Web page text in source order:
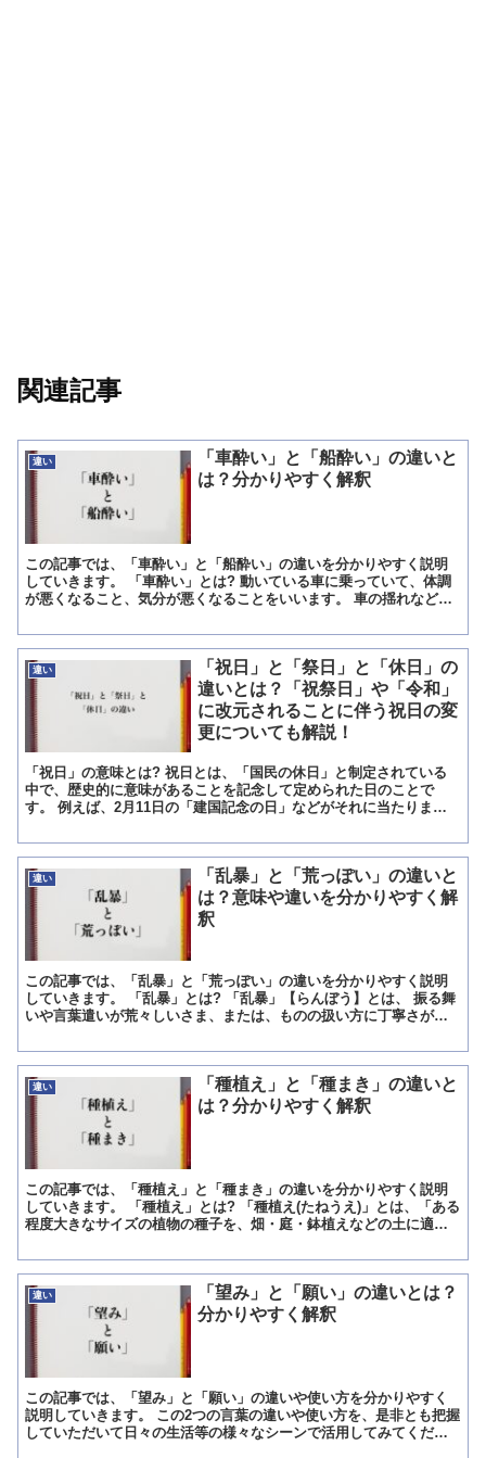
関連記事
違い
「車酔い」と「船酔い」の違いと
は？分かりやすく解釈
この記事では、「車酔い」と「船酔い」の違いを分かりやすく説明
していきます。 「車酔い」とは? 動いている車に乗っていて、体調
が悪くなること、気分が悪くなることをいいます。 車の揺れなどに
違い
「祝日」と「祭日」と「休日」の
違いとは？「祝祭日」や「令和」
に改元されることに伴う祝日の変
更についても解説！
「祝日」の意味とは? 祝日とは、「国民の休日」と制定されている
中で、歴史的に意味があることを記念して定められた日のことで
す。 例えば、2月11日の「建国記念の日」などがそれに当たりま
違い
「乱暴」と「荒っぽい」の違いと
は？意味や違いを分かりやすく解
釈
この記事では、「乱暴」と「荒っぽい」の違いを分かりやすく説明
していきます。 「乱暴」とは? 「乱暴」【らんぼう】とは、 振る舞
いや言葉遣いが荒々しいさま、または、ものの扱い方に丁寧さが欠
違い
「種植え」と「種まき」の違いと
は？分かりやすく解釈
この記事では、「種植え」と「種まき」の違いを分かりやすく説明
していきます。 「種植え」とは? 「種植え(たねうえ)」とは、「ある
程度大きなサイズの植物の種子を、畑・庭・鉢植えなどの土に適切
違い
「望み」と「願い」の違いとは？
分かりやすく解釈
この記事では、「望み」と「願い」の違いや使い方を分かりやすく
説明していきます。 この2つの言葉の違いや使い方を、是非とも把握
していただいて日々の生活等の様々なシーンで活用してみてくださ